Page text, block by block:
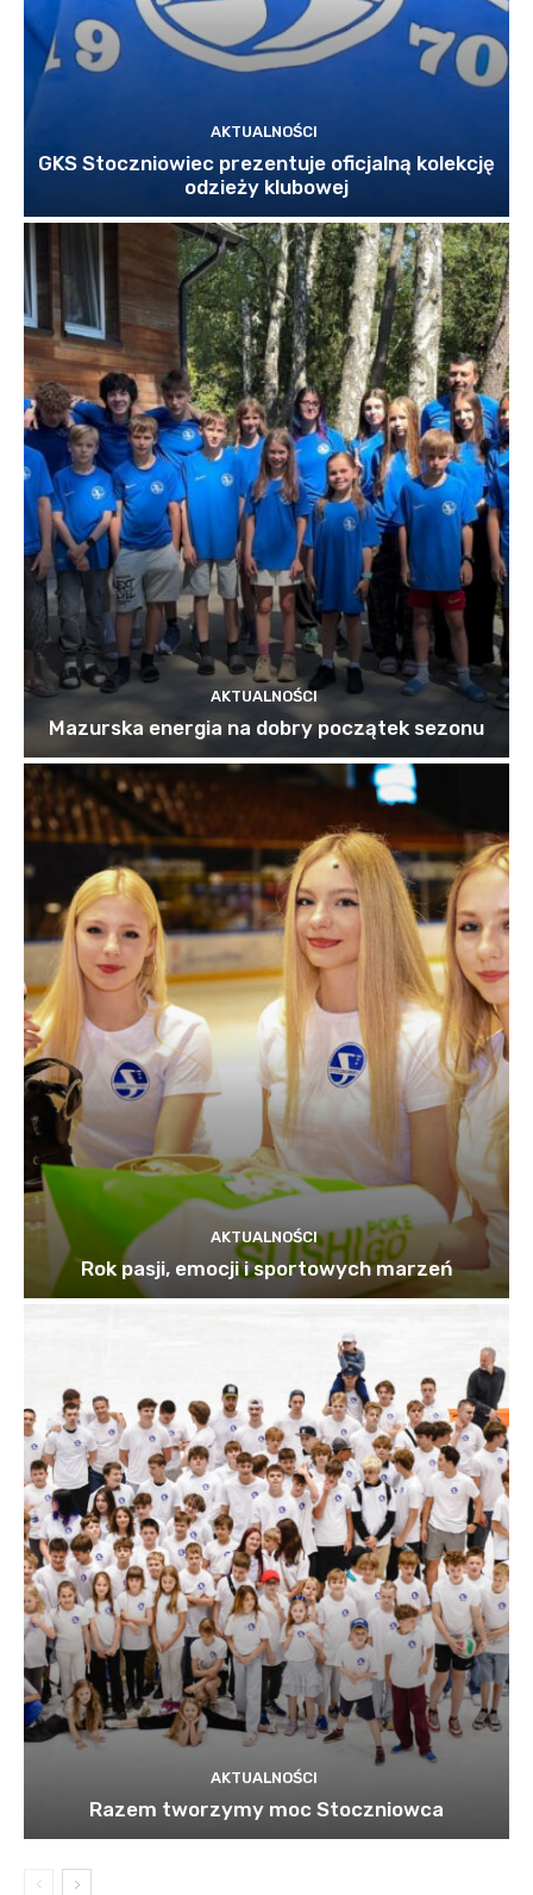
AKTUALNOŚCI
GKS Stoczniowiec prezentuje oficjalną kolekcję
odzieży klubowej
AKTUALNOŚCI
Mazurska energia na dobry początek sezonu
AKTUALNOŚCI
Rok pasji, emocji i sportowych marzeń
AKTUALNOŚCI
Razem tworzymy moc Stoczniowca